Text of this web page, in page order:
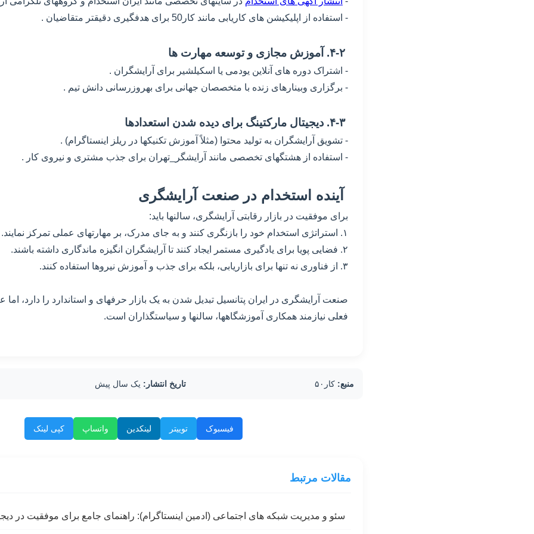
- استفاده از اپلیکیشن های کاریابی مانند کار50 برای هدفگیری دقیقتر متقاضیان .
- اشتراک دوره های آنلاین یودمی یا اسکیلشیر برای آرایشگران .
- برگزاری وبینارهای زنده با متخصصان جهانی برای بهروزرسانی دانش تیم .
۴-۳. دیجیتال مارکتینگ برای دیده شدن استعدادها
- تشویق آرایشگران به تولید محتوا (مثلاً آموزش تکنیکها در ریلز اینستاگرام) .
- استفاده از هشتگهای تخصصی مانند آرایشگر_تهران برای جذب مشتری و نیروی کار .
آینده استخدام در صنعت آرایشگری
برای موفقیت در بازار رقابتی آرایشگری، سالنها باید:
۱. استراتژی استخدام خود را بازنگری کنند و به جای مدرک، بر مهارتهای عملی تمرکز نمایند.
۲. فضایی پویا برای یادگیری مستمر ایجاد کنند تا آرایشگران انگیزه ماندگاری داشته باشند.
۳. از فناوری نه تنها برای بازاریابی، بلکه برای جذب و آموزش نیروها استفاده کنند.
صنعت آرایشگری در ایران پتانسیل تبدیل شدن به یک بازار حرفهای و استاندارد را دارد، اما
فعلی نیازمند همکاری آموزشگاهها، سالنها و سیاستگذاران است.
منبع: کار۵۰ تاریخ انتشار: یک سال پیش
فیسبوک توییتر لینکدین واتساپ کپی لینک
مقالات مرتبط
سئو و مدیریت شبکه های اجتماعی (ادمین اینستاگرام): راهنمای جامع برای موفقیت در